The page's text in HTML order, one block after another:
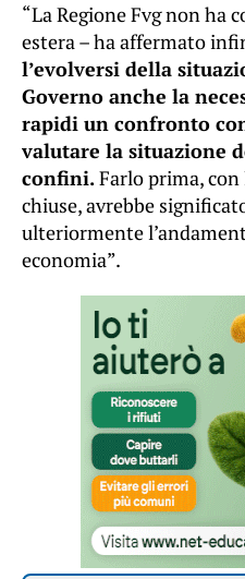
“La Regione Fvg non ha
estera – ha affermato
l’evolversi della
Governo anche la
rapidi un confronto
valutare la situazione
confini.Farlo prima,
chiuse, avrebbe
ulteriormente
economia”.